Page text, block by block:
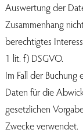
Auswertung der
Zusammenhang
berechtigtes
1 lit. f) DSGVO.
Im Fall der
Daten für die
gesetzlichen
Zwecke verwendet.